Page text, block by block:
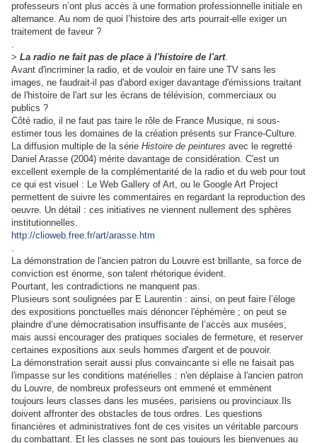
professeurs n’ont plus accès à une formation professionnelle initiale en
alternance. Au nom de quoi l’histoire des arts pourrait-elle exiger un
traitement de faveur ?
.
> La radio ne fait pas de place à l'histoire de l'art.
Avant d'incriminer la radio, et de vouloir en faire une TV sans les
images, ne faudrait-il pas d'abord exiger davantage d'émissions traitant
de l'histoire de l'art sur les écrans de télévision, commerciaux ou
publics ?
Côté radio, il ne faut pas taire le rôle de France Musique, ni sous-
estimer tous les domaines de la création présents sur France-Culture.
La diffusion multiple de la série Histoire de peintures avec le regretté
Daniel Arasse (2004) mérite davantage de considération. C'est un
excellent exemple de la complémentarité de la radio et du web pour tout
ce qui est visuel : Le Web Gallery of Art, ou le Google Art Project
permettent de suivre les commentaires en regardant la reproduction des
oeuvre. Un détail : ces initiatives ne viennent nullement des sphères
institutionnelles.
http://clioweb.free.fr/art/arasse.htm
.
La démonstration de l'ancien patron du Louvre est brillante, sa force de
conviction est énorme, son talent rhétorique évident.
Pourtant, l es contradictions ne manquent pas.
Plusieurs sont soulignées par E Laurentin : ainsi, on peut faire l’éloge
des expositions ponctuelles mais dénoncer l'éphémère ; on peut se
plaindre d’une démocratisation insuffisante de l’accès aux musées,
mais aussi encourager des pratiques sociales de fermeture, et reserver
certaines expositions aux seuls hommes d'argent et de pouvoir.
La démonstration serait aussi plus convaincante si elle ne faisait pas
l'impasse sur les conditions matérielles : n'en déplaise à l'ancien patron
du Louvre, de nombreux professeurs ont emmené et emmènent
toujours leurs classes dans les musées, parisiens ou provinciaux.Ils
doivent affronter des obstacles de tous ordres. Les questions
financières et administratives font de ces visites un véritable parcours
du combattant. Et les classes ne sont pas toujours les bienvenues au